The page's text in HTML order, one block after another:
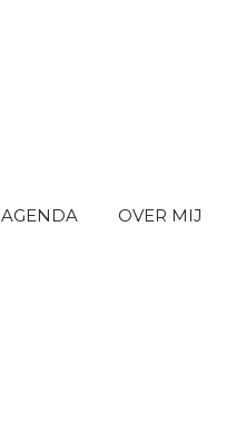
AGENDA OVER MIJ